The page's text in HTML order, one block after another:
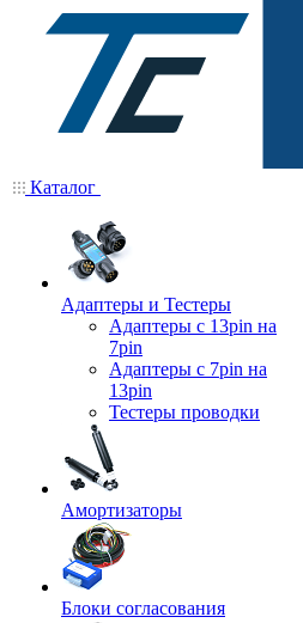
Каталог
Адаптеры и Тестеры
Адаптеры с 13pin на
7pin
Адаптеры с 7pin на
13pin
Тестеры проводки
Амортизаторы
Блоки согласования